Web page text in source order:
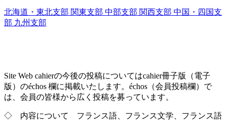
北海道・東北支部 関東支部 中部支部 関西支部 中国・四国支
部 九州支部
Site Web cahierの今後の投稿についてはcahier冊子版（電子
版）のéchos 欄に掲載いたします。échos（会員投稿欄）で
は、会員の皆様から広く投稿を募っています。
◇ 内容について フランス語、フランス文学、フランス語